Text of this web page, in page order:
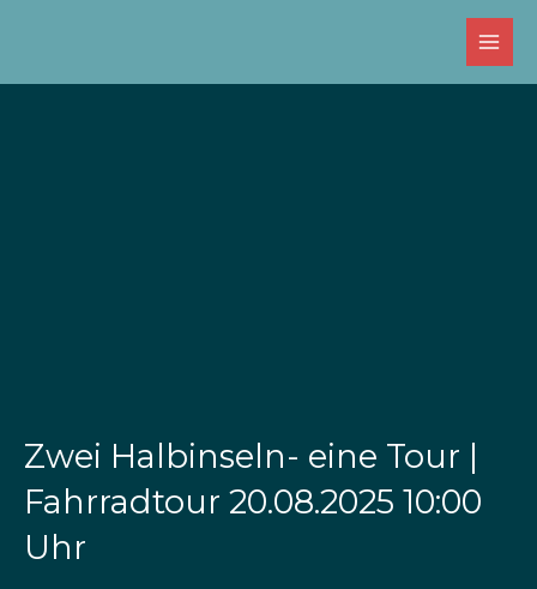
Zwei Halbinseln- eine Tour |
Fahrradtour 20.08.2025 10:00
Uhr